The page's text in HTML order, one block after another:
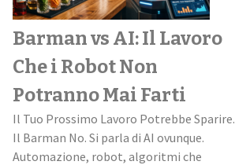
Barman vs AI: Il Lavoro
Che i Robot Non
Potranno Mai Farti
Il Tuo Prossimo Lavoro Potrebbe Sparire.
Il Barman No. Si parla di AI ovunque.
Automazione, robot, algoritmi che